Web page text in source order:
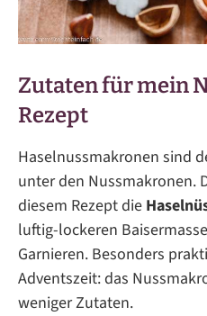
Zutaten für mein
Rezept
Haselnussmakronen sind
unter den Nussmakronen.
diesem Rezept die
luftig-lockeren
Garnieren. Besonders
Adventszeit: das
weniger Zutaten.